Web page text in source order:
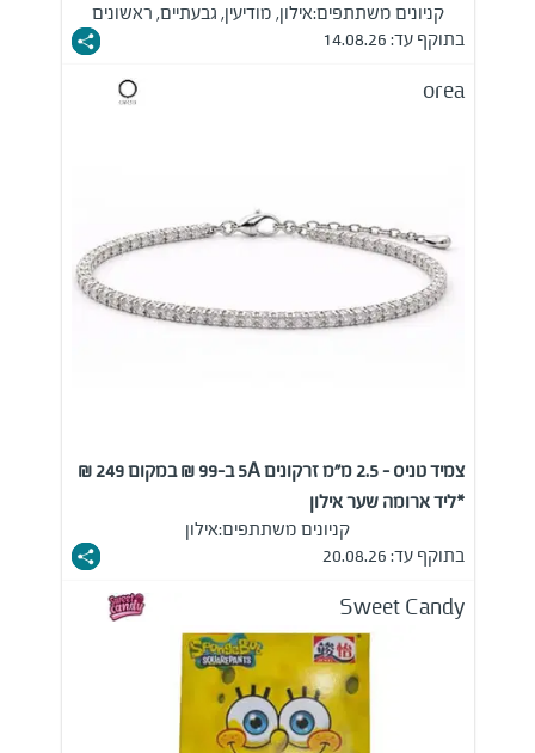
קניונים משתתפים:אילון, מודיעין, גבעתיים, ראשונים
בתוקף עד: 14.08.26
orea
צמיד טניס - 2.5 מ"מ זרקונים 5A ב-99 ₪ במקום 249 ₪
*ליד ארומה שער אילון
קניונים משתתפים:אילון
בתוקף עד: 20.08.26
Sweet Candy